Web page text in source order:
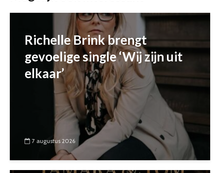
Richelle Brink brengt
gevoelige single ‘Wij zijn uit
elkaar’
7 augustus 2026